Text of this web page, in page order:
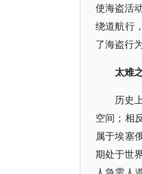
使海盗活
绕道航行
了海盗行
太难
历史
空间；相
属于埃塞
期处于世